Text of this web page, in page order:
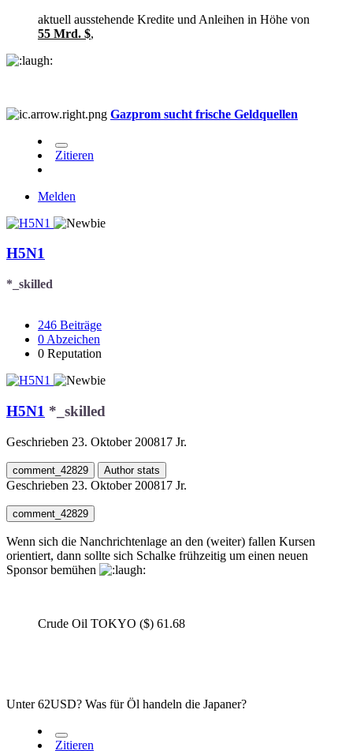
aktuell ausstehende Kredite und Anleihen in Höhe von
55 Mrd. $,
Gazprom sucht frische Geldquellen
Zitieren
Melden
H5N1
*_skilled
246 Beiträge
0 Abzeichen
0 Reputation
H5N1 *_skilled
Geschrieben 23. Oktober 200817 Jr.
comment_42829 Author stats
Geschrieben 23. Oktober 200817 Jr.
comment_42829
Wenn sich die Nanchrichtenlage an den (weiter) fallen Kursen
orientiert, dann sollte sich Schalke frühzeitig um einen neuen
Sponsor bemühen
Crude Oil TOKYO ($) 61.68
Unter 62USD? Was für Öl handeln die Japaner?
Zitieren